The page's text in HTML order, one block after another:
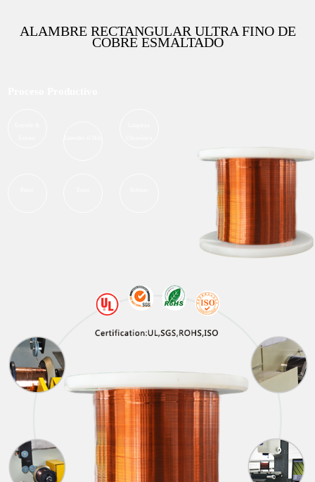
ALAMBRE RECTANGULAR ULTRA FINO DE
COBRE ESMALTADO